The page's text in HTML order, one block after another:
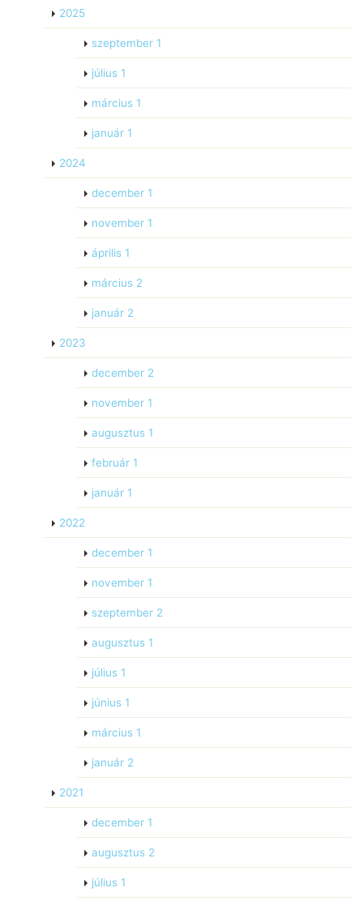
2025
szeptember 1
július 1
március 1
január 1
2024
december 1
november 1
április 1
március 2
január 2
2023
december 2
november 1
augusztus 1
február 1
január 1
2022
december 1
november 1
szeptember 2
augusztus 1
július 1
június 1
március 1
január 2
2021
december 1
augusztus 2
július 1